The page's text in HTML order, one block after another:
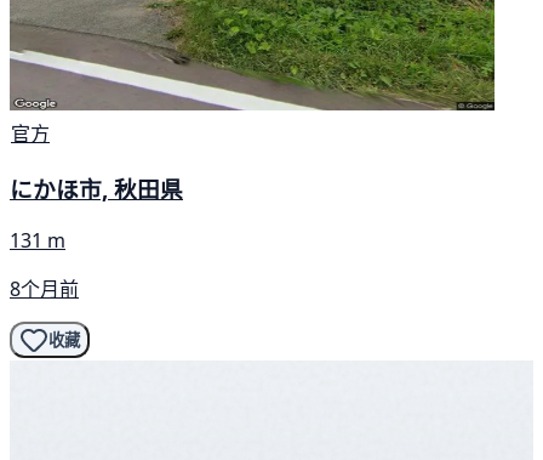
官方
にかほ市, 秋田県
131 m
8个月前
收藏